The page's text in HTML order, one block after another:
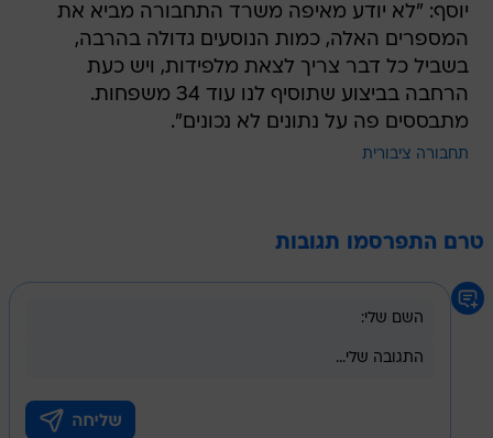
יוסף: "לא יודע מאיפה משרד התחבורה מביא את
המספרים האלה, כמות הנוסעים גדולה בהרבה,
בשביל כל דבר צריך לצאת מלפידות, ויש כעת
הרחבה בביצוע שתוסיף לנו עוד 34 משפחות.
מתבססים פה על נתונים לא נכונים".
תחבורה ציבורית
טרם התפרסמו תגובות